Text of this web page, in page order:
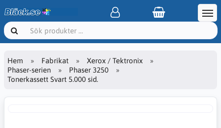
Hem Fabrikat
Xerox / Tektronix
Phaser-serien
Phaser 3250
Tonerkassett Svart 5.000 sid.